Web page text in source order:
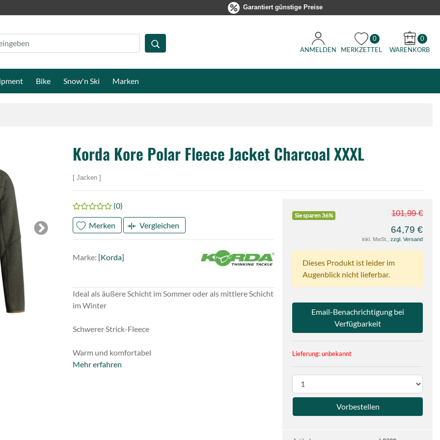
Garantiert günstige Preise
ANMELDEN
0
MERKZETTEL
0
WARENKORB
Bike Snow'n Ski Marken
Next
Korda Kore Polar Fleece Jacket Charcoal XXXL
Jacken
(0)
Merken Vergleichen
Marke: [Korda]
Korda
Ideal als äußere Schicht im Sommer oder als mittlere Schicht
im Winter
Schwerer Strick-Fleece
Warm und komfortabel
Mehr erfahren
Sie sparen 36% 101,99 €
64,79 €
inkl. MwSt., zzgl. Versand
Dieses Produkt ist leider im
Augenblick nicht lieferbar.
Email-Benachrichtigung bei
Verfügbarkeit
Lieferung: unbekannt
r
d